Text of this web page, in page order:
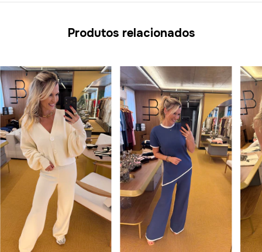
Produtos relacionados